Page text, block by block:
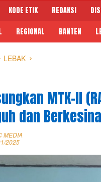
KODE ETIK REDAKSI
REGIONAL BANTEN
LEBAK
MTK-II
dan
MEDIA
2025